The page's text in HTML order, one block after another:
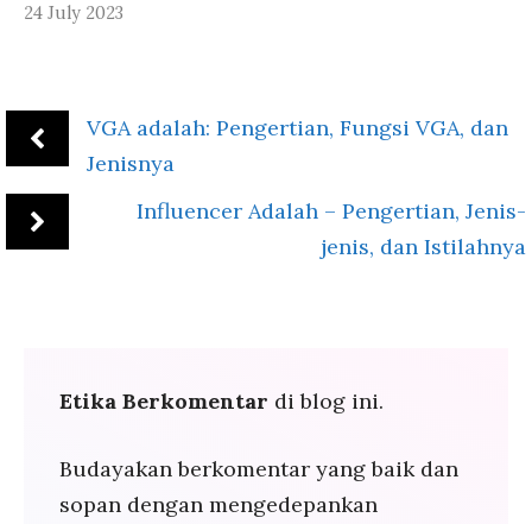
24 July 2023
VGA adalah: Pengertian, Fungsi VGA, dan
Jenisnya
Influencer Adalah – Pengertian, Jenis-
jenis, dan Istilahnya
Etika Berkomentar di blog ini.
Budayakan berkomentar yang baik dan
sopan dengan mengedepankan